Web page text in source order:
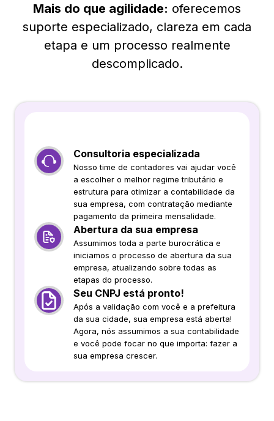
Mais do que agilidade: oferecemos
suporte especializado, clareza em cada
etapa e um processo realmente
descomplicado.
Consultoria especializada
Nosso time de contadores vai ajudar você
a escolher o melhor regime tributário e
estrutura para otimizar a contabilidade da
sua empresa, com contratação mediante
pagamento da primeira mensalidade.
Abertura da sua empresa
Assumimos toda a parte burocrática e
iniciamos o processo de abertura da sua
empresa, atualizando sobre todas as
etapas do processo.
Seu CNPJ está pronto!
Após a validação com você e a prefeitura
da sua cidade, sua empresa está aberta!
Agora, nós assumimos a sua contabilidade
e você pode focar no que importa: fazer a
sua empresa crescer.